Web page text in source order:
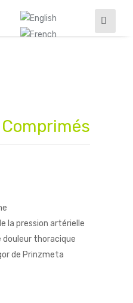
la pression artérielle
thoracique
de Prinzmeta